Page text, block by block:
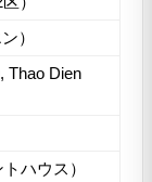
）
Thao Dien
ハウス）